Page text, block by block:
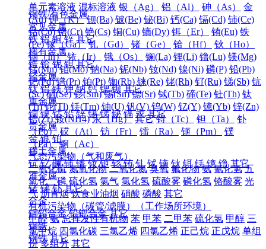
单元素溶液 混标溶液 银（Ag） 铝（Al） 砷（As）
金
(Au) 钾（K） 钡(Ba) 铍(Be) 铋(Bi) 钙(Ca) 镉(Cd) 铈(Ce)
钴(Co) 铬(Cr) 铯(Cs) 铜(Cu) 镝(Dy) 铒（Er） 铕(Eu) 铁
(Fe) 镓（Ga） 钆（Gd） 锗（Ge） 铪（Hf）
钬（Ho）
铟（In） 铱（Ir） 锇（Os） 镧(La) 锂(Li) 镥(Lu) 镁(Mg)
锰(Mn) 钼(Mo) 钠(Na) 铌(Nb) 钕(Nd) 镍(Ni) 磷(P) 铅(Pb)
钯(Pd) 镨(Pr) 铂(Pt) 铷(Rb) 铼(Re) 铑(Rh) 钌(Ru) 锑(Sb) 钪
(Sc) 硒(Se) 钐(Sm) 锡(Sn) 锶(Sr) 铽(Tb) 碲(Te) 钍(Th) 钛
(Ti) 铊(Tl) 铥(Tm) 铀(U) 钒(V) 钨(W) 钇(Y) 镱(Yb) 锌(Zn)
锆(Zr) 铵(NH4) 汞（Hg） 其它 锝（Tc） 钽（Ta）
钋
（Po） 砹（At） 钫（Fr） 镭（Ra） 钷（Pm）
镤
（Pa） 锕（Ac）
气态污染物（气和废气）
二氧化硫 氮氧化物 二氧化氮 臭氧 氟化物 氨 氰化氢 五
氧化二磷 硫化氢 氯气 氯化氢 硫酸雾 磷化氢 铬酸雾 光
气 沥青烟 饮食业油烟 硝酸 磷酸 其它
有机污染物（碳管/滤膜）（工作场所环境）
甲醛 氨 总挥发性有机物 苯 甲苯 二甲苯 硫化氢 甲醇 三
氯甲烷 四氯化碳 三氯乙烯 四氯乙烯 正己烷 正戊烷 单组
份 多组分 其它
钢铁/有色金属
常见金属
铁 铝 铜 锌 其它
稀有金属
锆 铪 铌 钽 其它
轻金属
钛 铝 镁 钾 钠 钙 锶 钡 其它
重金属
铜 镍 钴 铅 锌 锡 锑 铋 镉 汞 其它
贵金属
金 银 铂
稀土金属
钪 钇 镧 铈 镨 钕 钷 钐 铕 钆 铽 镝 钬 铒 铥 镱 镥 其它
准金属
锗 锑 钋 其它
合金
铜铅合金 铅钯合金 其它
钢铁
钢铁 其它